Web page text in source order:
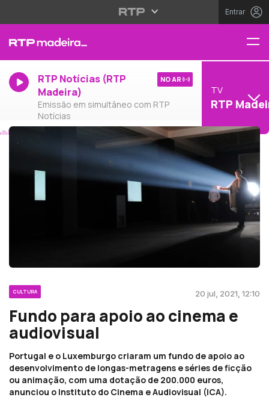
Entrar
RTP Notícias (RTP
Madeira)
Emissão em simultâneo com RTP
Notícias
NO AR
TV
RTP
CULTURA 20 jul, 2021, 12:10
Fundo para apoio ao cinema e
audiovisual
Portugal e o Luxemburgo criaram um fundo de apoio ao
desenvolvimento de longas-metragens e séries de ficção
ou animação, com uma dotação de 200.000 euros,
anunciou o Instituto do Cinema e Audiovisual (ICA).